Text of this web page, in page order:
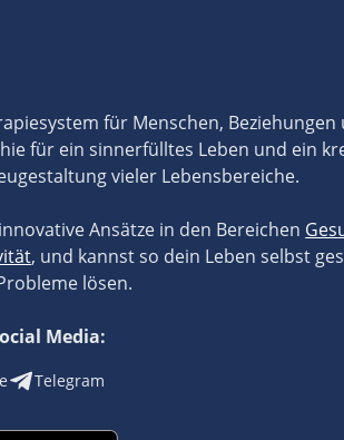
für Menschen, Beziehungen
für ein sinnerfülltes Leben und ein
vieler Lebensbereiche.
Ansätze in den Bereichen
, und kannst so dein Leben selbst
lösen.
Media:
Telegram